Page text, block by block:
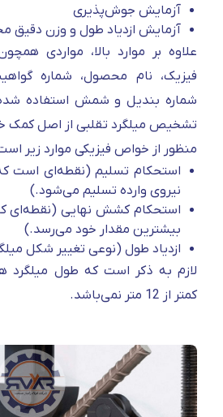
آزمایش جوش‌پذیری
آزمایش ازدیاد طول و وزن دقیق
علاوه بر موارد بالا، مواردی
فیزیک، نام محصول، شماره
شماره بندیل و شمش استفاده شده
تشخیص میلگرد تقلبی از اصل کمک
منظور از خواص فیزیکی موارد زیر
استحکام تسلیم (نقطه‌ای است که
نیروی وارده تسلیم می‌شود.)
استحکام کشش نهایی (نقطه‌ای
بیشترین مقدار خود می‌رسد.)
ازدیاد طول (نوعی تغییر شکل
لازم به ذکر است که طول میلگرد
کمتر از 12 متر نمی‌باشد.